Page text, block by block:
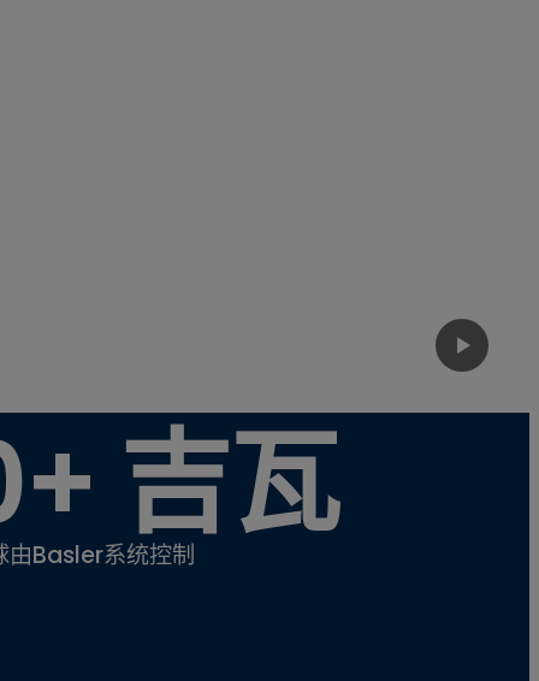
吉瓦
由Basler系统控制